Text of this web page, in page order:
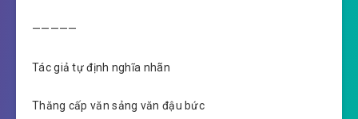
—————
Tác giả tự định nghĩa nhãn
Thăng cấp văn sảng văn đậu bức